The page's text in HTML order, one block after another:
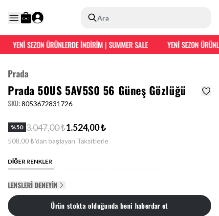
Ara
YENİ SEZON ÜRÜNLERDE İNDİRİM | SUMMER SALE YENİ SEZON
Prada
Prada 50US 5AV5S0 56 Güneş Gözlüğü
SKU:8053672831726
%50 3.047,00 ₺1.524,00 ₺
508,00 ₺'dan başlayan Taksitlerle
DİĞER RENKLER
LENSLERI DENEYIN
Ürün stokta olduğunda beni haberdar et